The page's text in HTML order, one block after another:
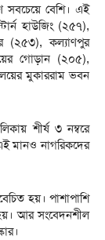
সবচেয়ে বেশি। এই
হাউজিং (২৫৭),
(২৫৩), কল্যাণপুর
গোড়ান (২০৫),
মুকাররাম ভবন
শীর্ষ ৩ নম্বরে
মানও নাগরিকদের
হয়। পাশাপাশি
আর সংবেদনশীল